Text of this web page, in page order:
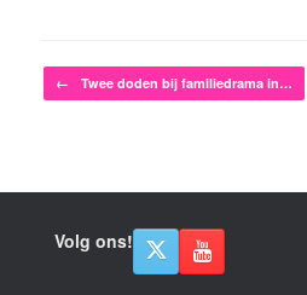
Bericht navigatie
← Twee doden bij familiedrama in…
Volg ons!